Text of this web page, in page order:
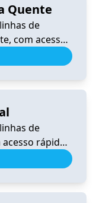
Quente
de
com acesso
0.340
340.3
[…]
de
rápido
0.531